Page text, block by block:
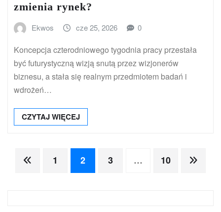
zmienia rynek?
Ekwos cze 25, 2026 0
Koncepcja czterodniowego tygodnia pracy przestała
być futurystyczną wizją snutą przez wizjonerów
biznesu, a stała się realnym przedmiotem badań i
wdrożeń…
CZYTAJ WIĘCEJ
Stronicowanie
1 2 3 … 10